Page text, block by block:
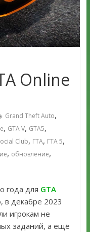
Online
Grand Theft Auto,
, GTA V, GTA5,
Club, ГТА, ГТА 5,
, обновление,
года для GTA
в декабре 2023
игрокам не
заданий, а ещё